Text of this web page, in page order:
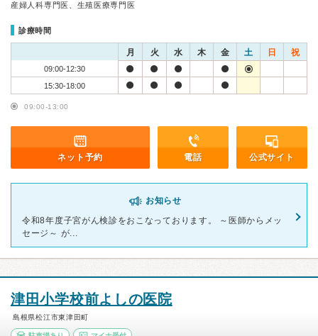
産婦人科専門医、生殖医療専門医
診療時間
月 火 水 木 金 土 日 祝
09:00-12:30
15:30-18:00
09:00-13:00
ネット予約 電話 公式サイト
お知らせ
令和8年度子宮がん検診をおこなっております。 ～医師からメッ
セージ～ が...
津田小学校前よしの医院
島根県松江市東津田町